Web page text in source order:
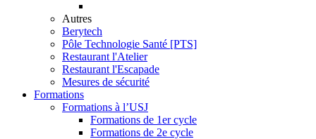
Autres
Berytech
Pôle Technologie Santé [PTS]
Restaurant l'Atelier
Restaurant l'Escapade
Mesures de sécurité
Formations
Formations à l’USJ
Formations de 1er cycle
Formations de 2e cycle